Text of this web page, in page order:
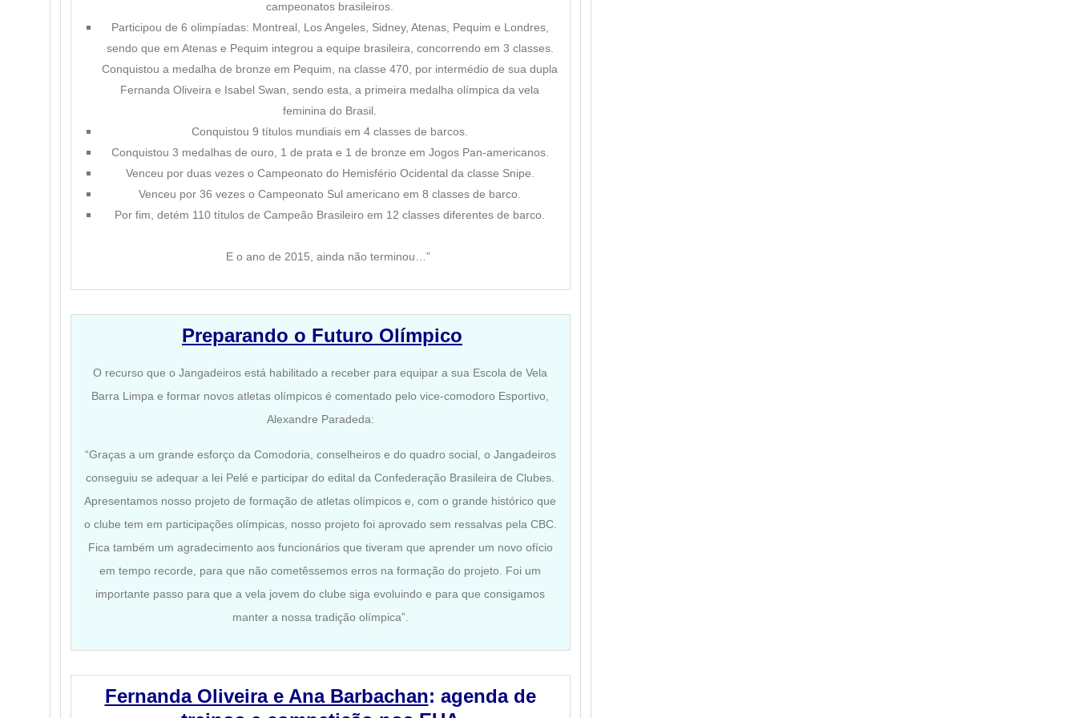
campeonatos brasileiros.
Participou de 6 olimpíadas: Montreal, Los Angeles, Sidney, Atenas, Pequim e Londres,
sendo que em Atenas e Pequim integrou a equipe brasileira, concorrendo em 3 classes.
Conquistou a medalha de bronze em Pequim, na classe 470, por intermédio de sua dupla
Fernanda Oliveira e Isabel Swan, sendo esta, a primeira medalha olímpica da vela
feminina do Brasil.
Conquistou 9 títulos mundiais em 4 classes de barcos.
Conquistou 3 medalhas de ouro, 1 de prata e 1 de bronze em Jogos Pan-americanos.
Venceu por duas vezes o Campeonato do Hemisfério Ocidental da classe Snipe.
Venceu por 36 vezes o Campeonato Sul americano em 8 classes de barco.
Por fim, detém 110 títulos de Campeão Brasileiro em 12 classes diferentes de barco.
E o ano de 2015, ainda não terminou…”
Preparando o Futuro Olímpico
O recurso que o Jangadeiros está habilitado a receber para equipar a sua Escola de Vela
Barra Limpa e formar novos atletas olímpicos é comentado pelo vice-comodoro Esportivo,
Alexandre Paradeda:
“Graças a um grande esforço da Comodoria, conselheiros e do quadro social, o Jangadeiros
conseguiu se adequar a lei Pelé e participar do edital da Confederação Brasileira de Clubes.
Apresentamos nosso projeto de formação de atletas olímpicos e, com o grande histórico que
o clube tem em participações olímpicas, nosso projeto foi aprovado sem ressalvas pela CBC.
Fica também um agradecimento aos funcionários que tiveram que aprender um novo ofício
em tempo recorde, para que não cometêssemos erros na formação do projeto. Foi um
importante passo para que a vela jovem do clube siga evoluindo e para que consigamos
manter a nossa tradição olímpica”.
Fernanda Oliveira e Ana Barbachan: agenda de